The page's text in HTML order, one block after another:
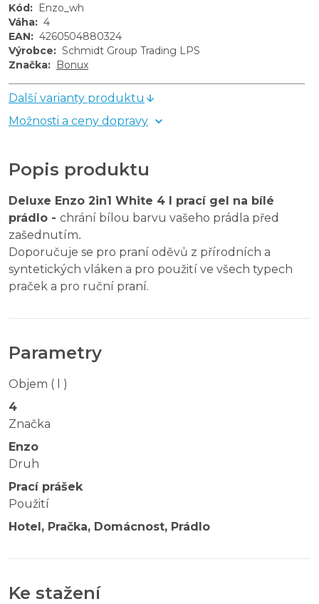
Kód: Enzo_wh
Váha: 4
EAN: 4260504880324
Výrobce: Schmidt Group Trading LPS
Značka: Bonux
Další varianty produktu
Možnosti a ceny dopravy
Popis produktu
Deluxe Enzo 2in1 White 4 l prací gel na bílé
prádlo - chrání bílou barvu vašeho prádla před
zašednutím.
Doporučuje se pro praní oděvů z přírodních a
syntetických vláken a pro použití ve všech typech
praček a pro ruční praní.
Parametry
Objem ( l )
4
Značka
Enzo
Druh
Prací prášek
Použití
Hotel, Pračka, Domácnost, Prádlo
Ke stažení